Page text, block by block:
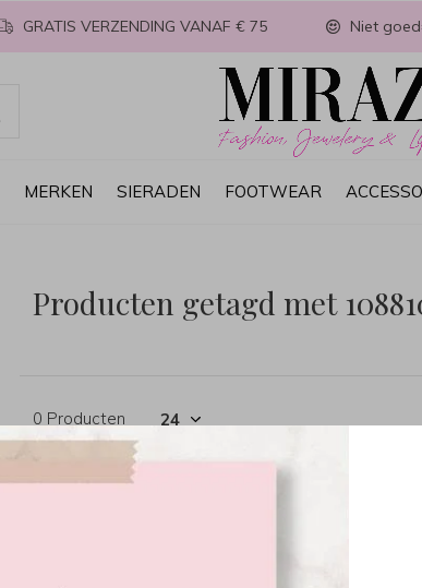
MERKEN SIERADEN FOOTWEAR
GRATIS VERZENDING VANAF € 75 Niet
Producten getagd met
0 Producten